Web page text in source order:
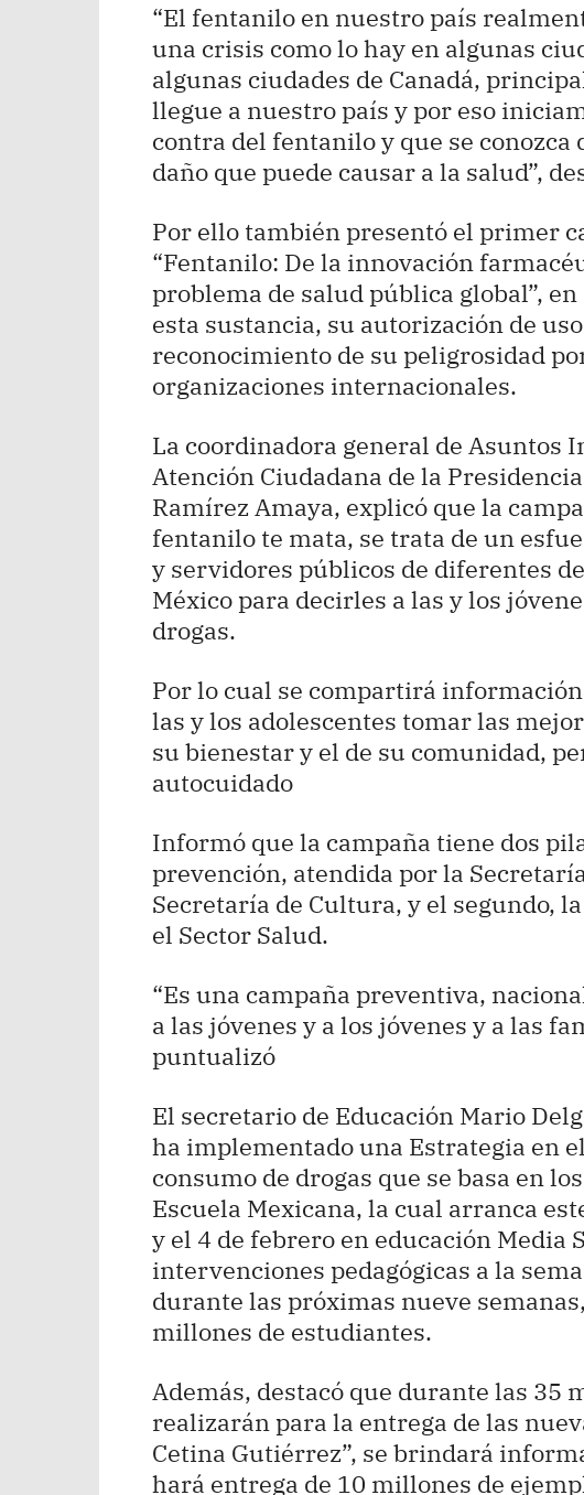
“El fentanilo en nuestro país
una crisis como lo hay en algunas
algunas ciudades de Canadá,
llegue a nuestro país y por eso
contra del fentanilo y que se
daño que puede causar a la salud”,
Por ello también presentó el primer
“Fentanilo: De la innovación
problema de salud pública global”,
esta sustancia, su autorización de
reconocimiento de su peligrosidad
organizaciones internacionales.
La coordinadora general de Asuntos
Atención Ciudadana de la
Ramírez Amaya, explicó que la
fentanilo te mata, se trata de un
y servidores públicos de diferentes
México para decirles a las y los
drogas.
Por lo cual se compartirá
las y los adolescentes tomar las
su bienestar y el de su comunidad,
autocuidado
Informó que la campaña tiene dos
prevención, atendida por la
Secretaría de Cultura, y el segundo,
el Sector Salud.
“Es una campaña preventiva,
a las jóvenes y a los jóvenes y a las
puntualizó
El secretario de Educación Mario
ha implementado una Estrategia en
consumo de drogas que se basa en
Escuela Mexicana, la cual arranca
y el 4 de febrero en educación Media
intervenciones pedagógicas a la
durante las próximas nueve
millones de estudiantes.
Además, destacó que durante las 35
realizarán para la entrega de las
Cetina Gutiérrez”, se brindará
hará entrega de 10 millones de